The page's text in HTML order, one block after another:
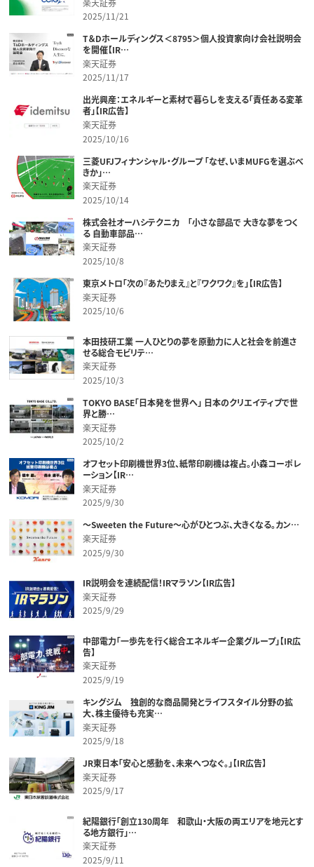
2025/11/21
T＆Dホールディングス＜8795＞個人投資家向け会社説明会
を開催【IR…
楽天証券
2025/11/17
出光興産：エネルギーと素材で暮らしを支える「責任ある変革
者」【IR広告】
楽天証券
2025/10/16
三菱UFJフィナンシャル・グループ 「なぜ、いまMUFGを選ぶべ
きか」…
楽天証券
2025/10/14
株式会社オーハシテクニカ 「小さな部品で 大きな夢をつく
る 自動車部品…
楽天証券
2025/10/8
東京メトロ「次の『あたりまえ』と『ワクワク』を」【IR広告】
楽天証券
2025/10/6
本田技研工業 一人ひとりの夢を原動力に人と社会を前進さ
せる総合モビリテ…
楽天証券
2025/10/3
TOKYO BASE「日本発を世界へ」 日本のクリエイティブで世
界と勝…
楽天証券
2025/10/2
オフセット印刷機世界3位、紙幣印刷機は複占。小森コーポレ
ーション【IR…
楽天証券
2025/9/30
～Sweeten the Future～心がひとつぶ、大きくなる。カン…
楽天証券
2025/9/30
IR説明会を連続配信！IRマラソン【IR広告】
楽天証券
2025/9/29
中部電力「一歩先を行く総合エネルギー企業グループ」【IR広
告】
楽天証券
2025/9/19
キングジム 独創的な商品開発とライフスタイル分野の拡
大、株主優待も充実…
楽天証券
2025/9/18
JR東日本「安心と感動を、未来へつなぐ。」【IR広告】
楽天証券
2025/9/17
紀陽銀行「創立130周年 和歌山・大阪の両エリアを地元とす
る地方銀行」…
楽天証券
2025/9/11